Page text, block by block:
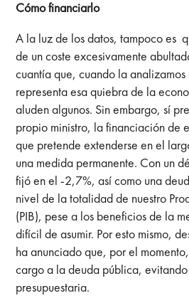
Cómo financiarlo
A la luz de los datos, tampoco es
de un coste excesivamente
cuantía que, cuando la
representa esa quiebra de la
aluden algunos. Sin embargo, sí
propio ministro, la financiación de
que pretende extenderse en el
una medida permanente. Con un
fijó en el -2,7%, así como una
nivel de la totalidad de nuestro
(PIB), pese a los beneficios de la
difícil de asumir. Por esto mismo,
ha anunciado que, por el
cargo a la deuda pública,
presupuestaria.